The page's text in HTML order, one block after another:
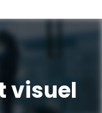
visuel